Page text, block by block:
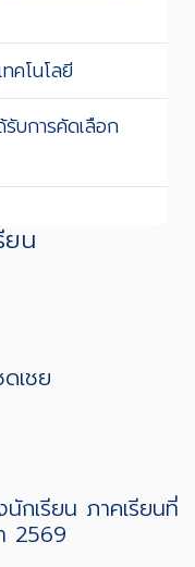
คโนโลยี
รับการคัดเลือก
ยน
เชย
นักเรียน ภาคเรียนที่
2569